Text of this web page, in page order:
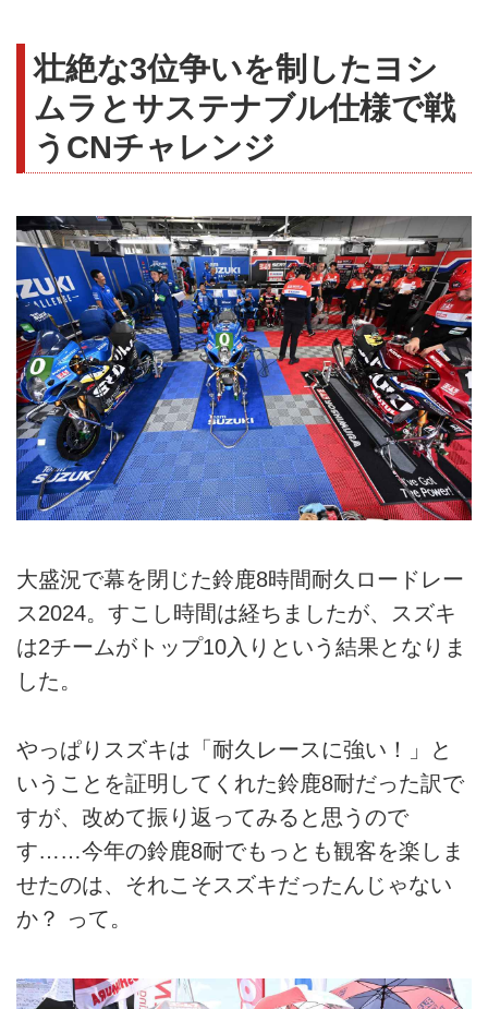
壮絶な3位争いを制したヨシ
ムラとサステナブル仕様で戦
うCNチャレンジ
大盛況で幕を閉じた鈴鹿8時間耐久ロードレー
ス2024。すこし時間は経ちましたが、スズキ
は2チームがトップ10入りという結果となりま
した。
やっぱりスズキは「耐久レースに強い！」と
いうことを証明してくれた鈴鹿8耐だった訳で
すが、改めて振り返ってみると思うので
す……今年の鈴鹿8耐でもっとも観客を楽しま
せたのは、それこそスズキだったんじゃない
か？ って。